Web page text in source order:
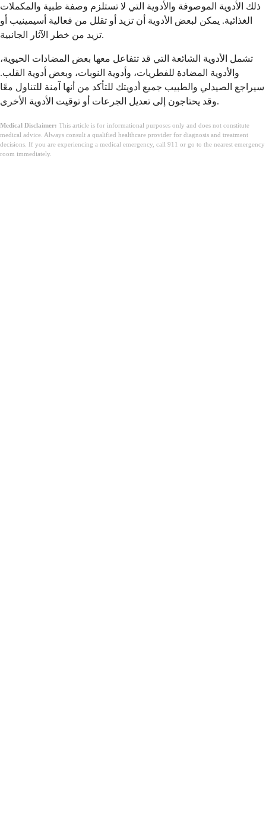
ذلك الأدوية الموصوفة والأدوية التي لا تستلزم وصفة طبية والمكملات
الغذائية. يمكن لبعض الأدوية أن تزيد أو تقلل من فعالية أسيمينيب أو
تزيد من خطر الآثار الجانبية.
تشمل الأدوية الشائعة التي قد تتفاعل معها بعض المضادات الحيوية،
والأدوية المضادة للفطريات، وأدوية النوبات، وبعض أدوية القلب.
سيراجع الصيدلي والطبيب جميع أدويتك للتأكد من أنها آمنة للتناول معًا
وقد يحتاجون إلى تعديل الجرعات أو توقيت الأدوية الأخرى.
Medical Disclaimer: This article is for informational purposes only and does not constitute
medical advice. Always consult a qualified healthcare provider for diagnosis and treatment
decisions. If you are experiencing a medical emergency, call 911 or go to the nearest emergency
room immediately.